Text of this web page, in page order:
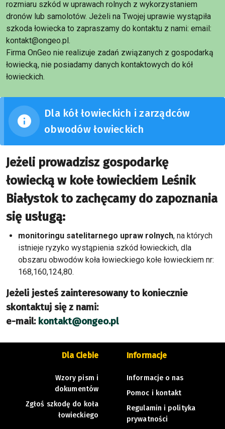
rozmiaru szkód w uprawach rolnych z wykorzystaniem
dronów lub samolotów. Jeżeli na Twojej uprawie wystąpiła
szkoda łowiecka to zapraszamy do kontaktu z nami: email:
kontakt@ongeo.pl.
Firma OnGeo nie realizuje zadań związanych z gospodarką
łowiecką, nie posiadamy danych kontaktowych do kół
łowieckich.
Dla kół łowieckich i zarządców
obwodów łowieckich
Jeżeli prowadzisz gospodarkę
łowiecką w kołe łowieckiem Leśnik
Białystok to zachęcamy do zapoznania
się usługą:
monitoringu satelitarnego upraw rolnych, na których
istnieje ryzyko wystąpienia szkód łowieckich, dla
obszaru obwodów koła łowieckiego kołe łowieckiem nr:
168,160,124,80.
Jeżeli jesteś zainteresowany to koniecznie
skontaktuj się z nami:
e-mail: kontakt@ongeo.pl
Dla Ciebie
Wzory pism i
dokumentów
Zgłoś szkodę do koła
łowieckiego
Informacje
Informacje o nas
Pomoc i kontakt
Regulamin i polityka
prywatności